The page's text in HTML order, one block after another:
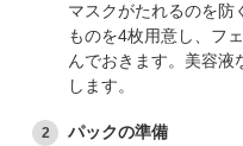
マスクがたれるのを防
ものを4枚用意し、フ
んでおきます。美容液
します。
パックの準備